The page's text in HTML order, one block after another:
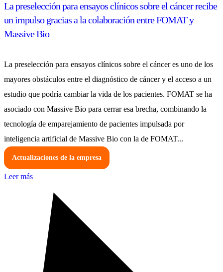
La preselección para ensayos clínicos sobre el cáncer recibe
un impulso gracias a la colaboración entre FOMAT y
Massive Bio
La preselección para ensayos clínicos sobre el cáncer es uno de los
mayores obstáculos entre el diagnóstico de cáncer y el acceso a un
estudio que podría cambiar la vida de los pacientes. FOMAT se ha
asociado con Massive Bio para cerrar esa brecha, combinando la
tecnología de emparejamiento de pacientes impulsada por
inteligencia artificial de Massive Bio con la de FOMAT...
Actualizaciones de la empresa
Leer más